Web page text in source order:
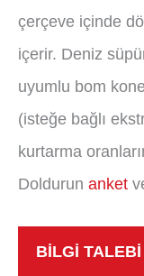
çerçeve içinde
içerir. Deniz
uyumlu bom
(isteğe bağlı
kurtarma
Doldurun anket
BİLGİ TALEBİ